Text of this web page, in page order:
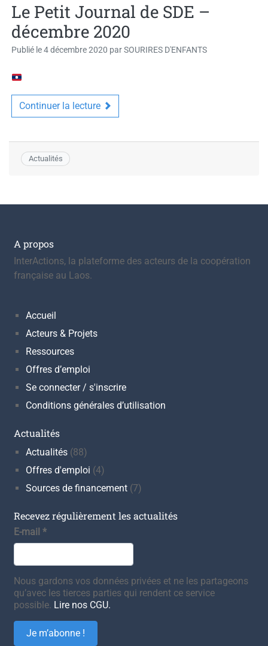
Le Petit Journal de SDE –
décembre 2020
Publié le4 décembre 2020 parSOURIRES D'ENFANTS
Continuer la lecture
Actualités
A propos
InterActions, la plateforme des acteurs de la coopération
française au Laos.
Accueil
Acteurs & Projets
Ressources
Offres d’emploi
Se connecter / s'inscrire
Conditions générales d’utilisation
Actualités
Actualités (88)
Offres d'emploi (4)
Sources de financement (7)
Recevez régulièrement les actualités
E-mail *
Nous gardons vos données privées et ne les partageons
qu’avec les tierces parties qui rendent ce service
possible. Lire nos CGU.